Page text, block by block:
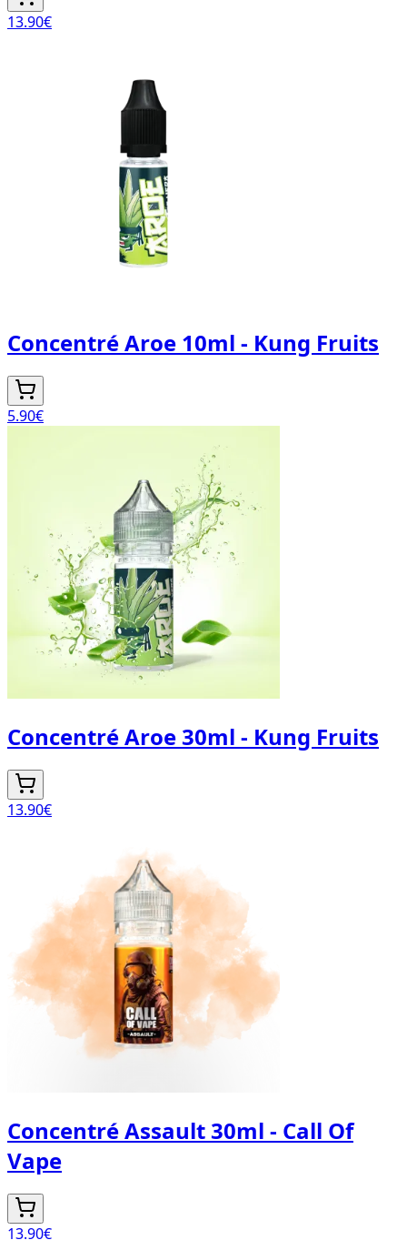
13.90€
Concentré Aroe 10ml - Kung Fruits
5.90€
Concentré Aroe 30ml - Kung Fruits
13.90€
Concentré Assault 30ml - Call Of
Vape
13.90€